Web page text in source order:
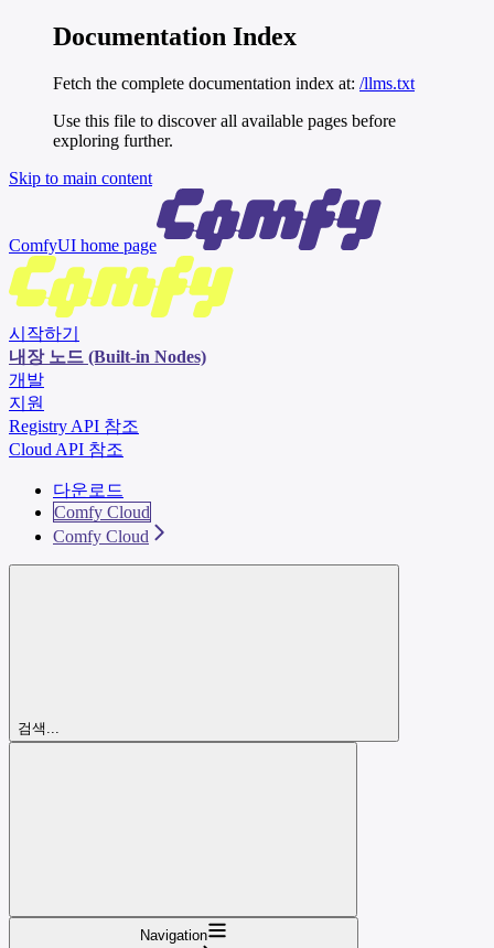
Documentation Index
Fetch the complete documentation index at: /llms.txt
Use this file to discover all available pages before
exploring further.
Skip to main content
ComfyUI home page
시작하기
내장 노드 (Built-in Nodes)
개발
지원
Registry API 참조
Cloud API 참조
다운로드
Comfy Cloud
Comfy Cloud
검색...
Navigation